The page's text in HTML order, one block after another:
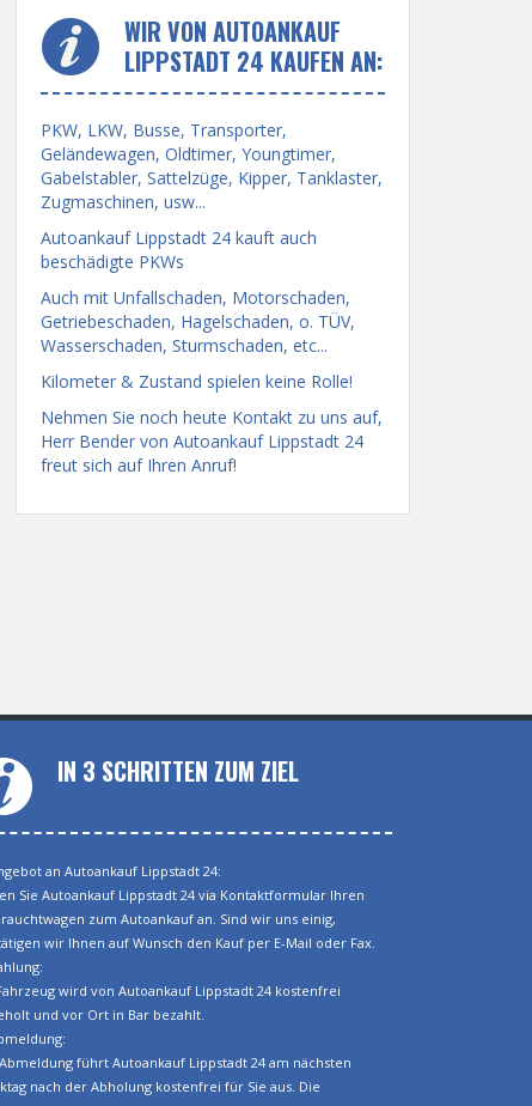
WIR VON AUTOANKAUF
LIPPSTADT 24 KAUFEN AN:
PKW, LKW, Busse, Transporter,
Geländewagen, Oldtimer, Youngtimer,
Gabelstabler, Sattelzüge, Kipper, Tanklaster,
Zugmaschinen, usw...
Autoankauf Lippstadt 24 kauft auch
beschädigte PKWs
Auch mit Unfallschaden, Motorschaden,
Getriebeschaden, Hagelschaden, o. TÜV,
Wasserschaden, Sturmschaden, etc...
Kilometer & Zustand spielen keine Rolle!
Nehmen Sie noch heute Kontakt zu uns auf,
Herr Bender von Autoankauf Lippstadt 24
freut sich auf Ihren Anruf!
IN 3 SCHRITTEN ZUM ZIEL
an Autoankauf Lippstadt 24:
Sie Autoankauf Lippstadt 24 via Kontaktformular Ihren
zum Autoankauf an. Sind wir uns einig,
wir Ihnen auf Wunsch den Kauf per E-Mail oder Fax.
wird von Autoankauf Lippstadt 24 kostenfrei
und vor Ort in Bar bezahlt.
führt Autoankauf Lippstadt 24 am nächsten
nach der Abholung kostenfrei für Sie aus. Die